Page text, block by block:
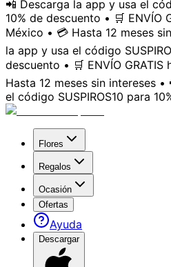
📲 Descarga la app y usa el
10% de descuento • 🛒 ENVÍO
México • 💳 Hasta 12 meses
la app y usa el código
descuento • 🛒 ENVÍO
Hasta 12 meses sin intereses
el código SUSPIROS10 para
Flores
Regalos
Ocasión
Ofertas
Ayuda
Descargar